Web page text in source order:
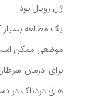
ژل رویال بود.
یک مطالعه
موضعی ممکن است
برای درمان
های دردناک در